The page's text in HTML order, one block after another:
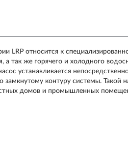
LRP относится к
а так же горячего и холодного
устанавливается
контуру системы. Такой
домов и промышленных